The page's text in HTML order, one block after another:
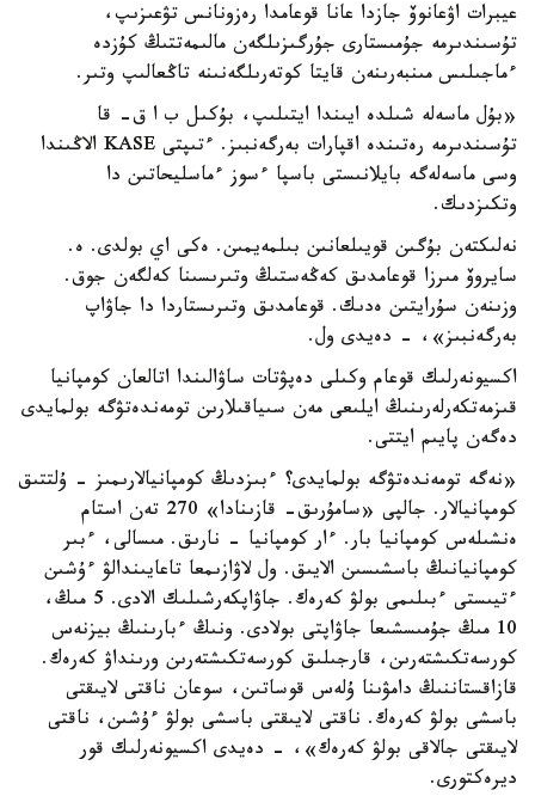
عيبرات اۋعانوۆ جازدا عانا قوعامدا رەزونانس تۋعىزىپ،
تۇسىندىرمە جۇمىستارى جۇرگىزىلگەن مالىمەتتىڭ كۇزدە
ءماجىلىس مىنبەرىنەن قايتا كوتەرىلگەنىنە تاڭعالىپ وتىر.
«بۇل ماسەلە شىلدە ايىندا ايتىلىپ، بۇكىل ب ا ق- قا
تۇسىندىرمە رەتىندە اقپارات بەرگەنبىز. ءتىپتى KASE الاڭىندا
وسى ماسەلەگە بايلانىستى باسپا ءسوز ءماسليحاتىن دا
وتكىزدىك.
نەلىكتەن بۇگىن قويىلعانىن بىلمەيمىن. ەكى اي بولدى. ە.
سايروۆ مىرزا قوعامدىق كەڭەستىڭ وتىرىسىنا كەلگەن جوق.
وزىنەن سۇرايتىن ەدىك. قوعامدىق وتىرىستاردا دا جاۋاپ
بەرگەنبىز»، - دەيدى ول.
اكسيونەرلىك قوعام وكىلى دەپۋتات ساۋالىندا اتالعان كومپانيا
قىزمەتكەرلەرىنىڭ ايلىعى مەن سىياقىلارىن تومەندەتۋگە بولمايدى
دەگەن پايىم ايتتى.
«نەگە تومەندەتۋگە بولمايدى؟ ءبىزدىڭ كومپانيالارىمىز - ۇلتتىق
كومپانيالار. جالپى «سامۇرىق- قازىنادا» 270 تەن استام
ەنشىلەس كومپانيا بار. ءار كومپانيا - نارىق. مىسالى، ءبىر
كومپانيانىڭ باسشىسىن الايىق. ول لاۋازىمعا تاعايىندالۋ ءۇشىن
ءتيىستى ءبىلىمى بولۋ كەرەك. جاۋاپكەرشىلىك الادى. 5 مىڭ،
10 مىڭ جۇمىسشىعا جاۋاپتى بولادى. ونىڭ ءبارىنىڭ بيزنەس
كورسەتكىشتەرىن، قارجىلىق كورسەتكىشتەرىن ورىنداۋ كەرەك.
قازاقستاننىڭ دامۋىنا ۇلەس قوساتىن، سوعان ناقتى لايىقتى
باسشى بولۋ كەرەك. ناقتى لايىقتى باسشى بولۋ ءۇشىن، ناقتى
لايىقتى جالاقى بولۋ كەرەك»، - دەيدى اكسيونەرلىك قور
ديرەكتورى.